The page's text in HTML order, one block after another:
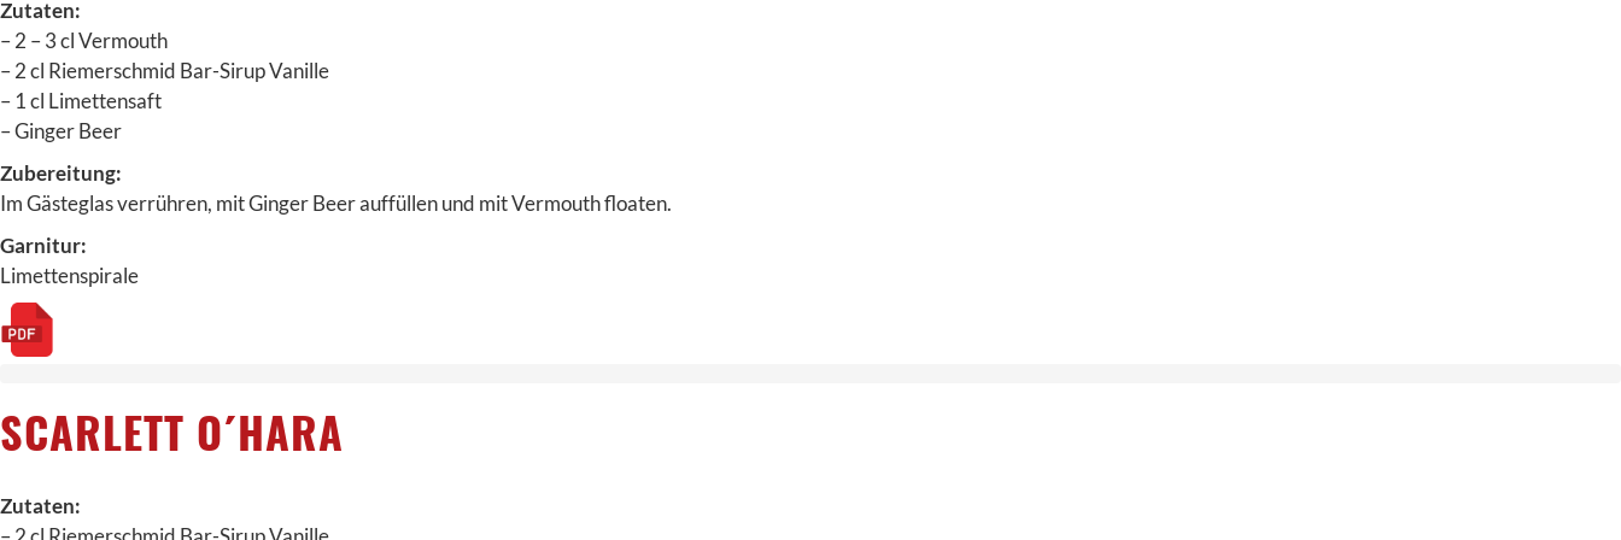
Zutaten:
– 2 – 3 cl Vermouth
– 2 cl Riemerschmid Bar-Sirup Vanille
– 1 cl Limettensaft
– Ginger Beer
Zubereitung:
Im Gästeglas verrühren, mit Ginger Beer auffüllen und mit Vermouth floaten.
Garnitur:
Limettenspirale
SCARLETT O´HARA
Zutaten: